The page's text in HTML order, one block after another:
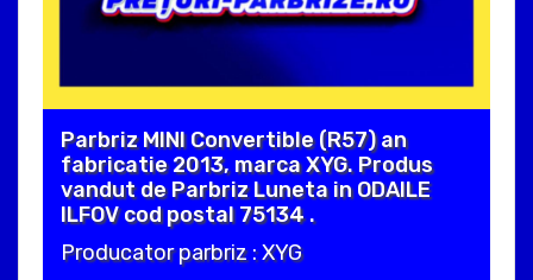
Parbriz MINI Convertible (R57) an
fabricatie 2013, marca XYG. Produs
vandut de Parbriz Luneta in ODAILE
ILFOV cod postal 75134 .
Producator parbriz : XYG